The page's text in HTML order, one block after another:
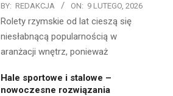
BY: REDAKCJA ON: 9 LUTEGO, 2026
Rolety rzymskie od lat cieszą się
niesłabnącą popularnością w
aranżacji wnętrz, ponieważ
Hale sportowe i stalowe –
nowoczesne rozwiązania